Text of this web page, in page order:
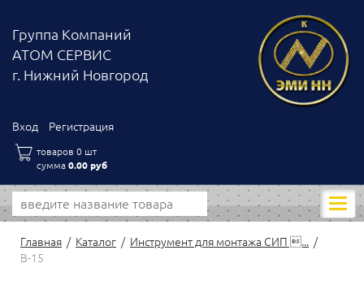
Группа Компаний
АТОМ СЕРВИС
г. Нижний Новгород
Вход Регистрация
товаров 0 шт
сумма 0.00 руб
Главная
Каталог
Инструмент для монтажа СИП ...
В-15